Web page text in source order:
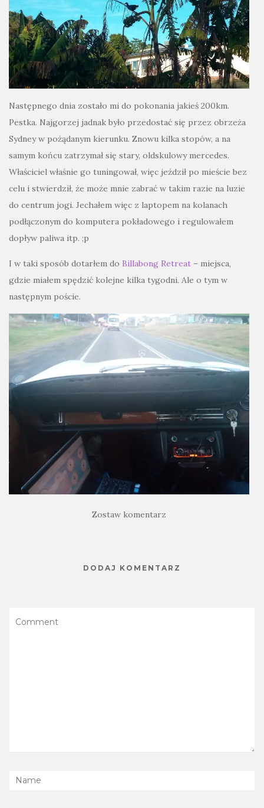
Następnego dnia zostało mi do pokonania jakieś 200km.
Pestka. Najgorzej jadnak było przedostać się przez obrzeża
Sydney w pożądanym kierunku. Znowu kilka stopów, a na
samym końcu zatrzymał się stary, oldskulowy mercedes.
Właściciel właśnie go tuningował, więc jeździł po mieście bez
celu i stwierdził, że może mnie zabrać w takim razie na luzie
do centrum jogi. Jechałem więc z laptopem na kolanach
podłączonym do komputera pokładowego i regulowałem
dopływ paliwa itp. ;p
I w taki sposób dotarłem do Billabong Retreat – miejsca,
gdzie miałem spędzić kolejne kilka tygodni. Ale o tym w
następnym poście.
Zostaw komentarz
DODAJ KOMENTARZ